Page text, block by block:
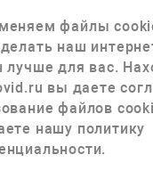
файлы
наш
лучше для вас.
вы даете
файлов
нашу политику